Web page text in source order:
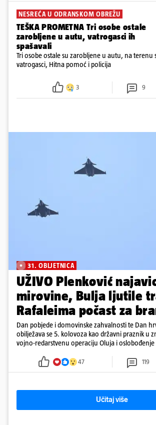
NESREĆA U ODRANSKOM OBREŽU
TEŠKA PROMETNA Tri osobe ostale
zarobljene u autu, vatrogasci ih
spašavali
Tri osobe ostale su zarobljene u autu, na terenu
vatrogasci, Hitna pomoć i policija
3 9
31. OBLJETNICA
UŽIVO Plenković
mirovine, Bulja ljutile
Rafaleima počast za
Dan pobjede i domovinske zahvalnosti te Dan
obilježava se 5. kolovoza kao državni praznik u
vojno-redarstvenu operaciju Oluja i oslobođenje
47 119
Učitaj više